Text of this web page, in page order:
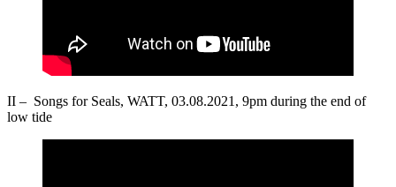
II – Songs for Seals, WATT, 03.08.2021, 9pm during the end of
low tide